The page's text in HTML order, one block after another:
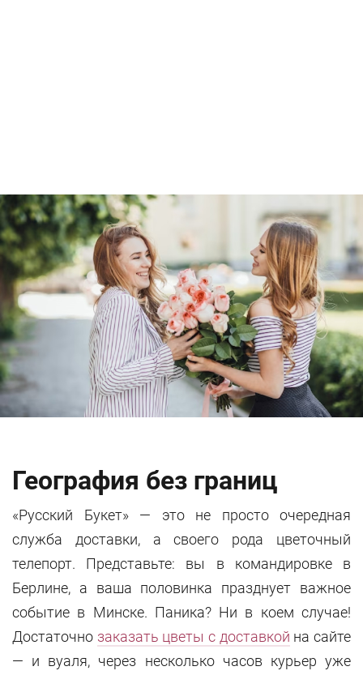
География без границ
«Русский Букет» — это не просто очередная
служба доставки, а своего рода цветочный
телепорт. Представьте: вы в командировке в
Берлине, а ваша половинка празднует важное
событие в Минске. Паника? Ни в коем случае!
Достаточно заказать цветы с доставкой на сайте
— и вуаля, через несколько часов курьер уже